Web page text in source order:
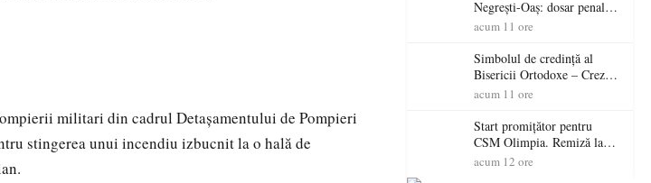
militari din cadrul Detașamentului de Pompieri
stingerea unui incendiu izbucnit la o hală de
Negrești-Oaș: dosar penal
după un control al
acum 11 ore
Simbolul de credinţă al
Bisericii Ortodoxe – Crezul
(3)
acum 11 ore
Start promițător pentru
CSM Olimpia. Remiză la
Dumbrăvița în debutul
acum 12 ore